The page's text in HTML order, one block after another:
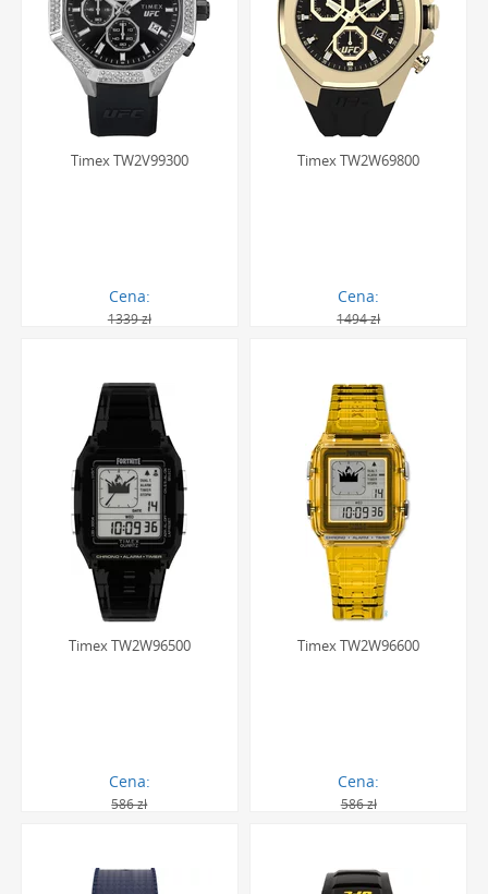
Timex TW2V99300
Cena:
1339 zł
Timex TW2W69800
Cena:
1494 zł
Timex TW2W96500
Cena:
586 zł
Timex TW2W96600
Cena:
586 zł